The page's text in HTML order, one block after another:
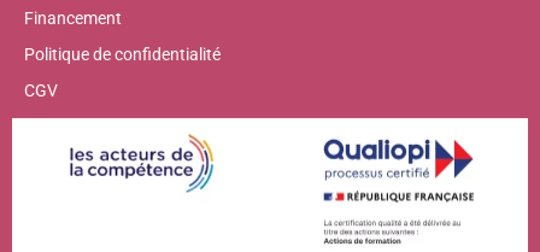
Financement
Politique de confidentialité
CGV